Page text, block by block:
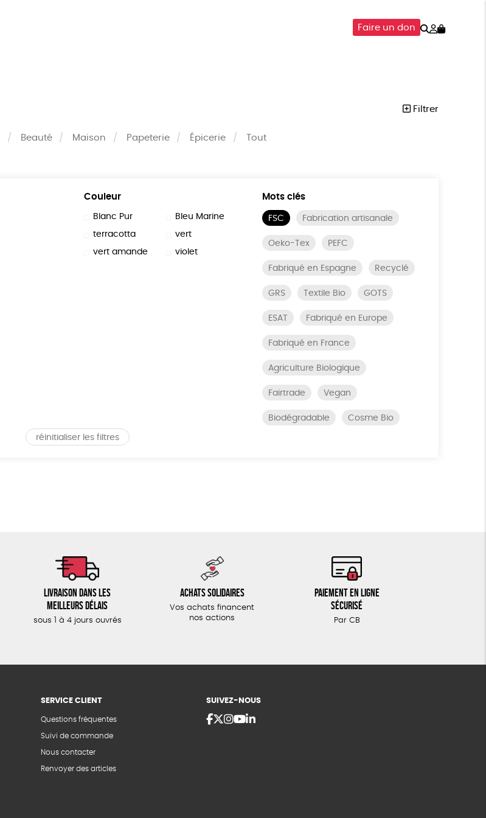
Faire un don Rechercher
Mon
Filtrer
Beauté Maison Papeterie Épicerie Tout
Couleur
Blanc Pur Bleu Marine
terracotta vert
vert amande violet
Mots clés
FSC Fabrication artisanale
Oeko-Tex PEFC
Fabriqué en Espagne Recyclé
GRS Textile Bio GOTS
ESAT Fabriqué en Europe
Fabriqué en France
Agriculture Biologique
Fairtrade Vegan
Biodégradable Cosme Bio
réinitialiser les filtres
Livraison dans les
meilleurs délais
sous 1 à 4 jours ouvrés
Achats solidaires
Vos achats financent
nos actions
Paiement en ligne
sécurisé
Par CB
SERVICE CLIENT
Questions fréquentes
Suivi de commande
Nous contacter
Renvoyer des articles
SUIVEZ-NOUS